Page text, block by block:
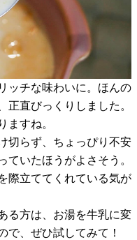
ッチな味わいに。ほんの
正直びっくりしました。
ますね。
切らず、ちょっぴり不安
ていたほうがよさそう。
際立ててくれている気が
る方は、お湯を牛乳に変
で、ぜひ試してみて！